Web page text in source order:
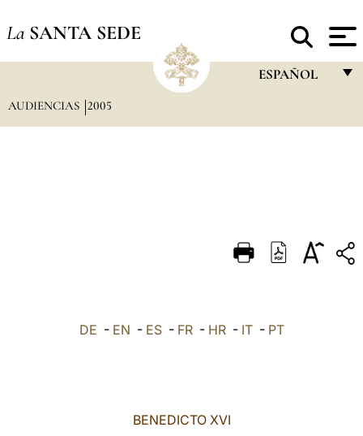
La SANTA SEDE
ESPAÑOL
DEUTSCH
العربيّة
AUDIENCIAS 2005
DE - EN - ES- FR- HR- IT- PT
BENEDICTO XVI